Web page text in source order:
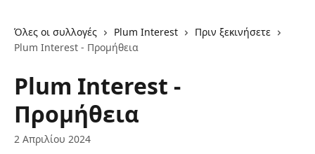
Όλες οι συλλογές Plum Interest
Πριν ξεκινήσετε
Plum Interest - Προμήθεια
Plum Interest -
Προμήθεια
2 Απριλίου 2024